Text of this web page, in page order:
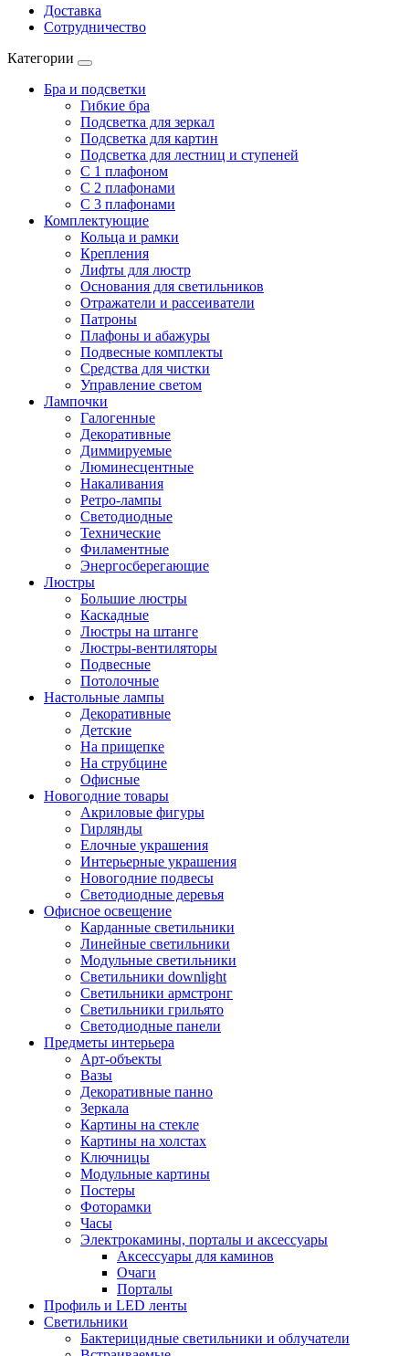
Доставка
Сотрудничество
Категории
Бра и подсветки
Гибкие бра
Подсветка для зеркал
Подсветка для картин
Подсветка для лестниц и ступеней
С 1 плафоном
С 2 плафонами
С 3 плафонами
Комплектующие
Кольца и рамки
Крепления
Лифты для люстр
Основания для светильников
Отражатели и рассеиватели
Патроны
Плафоны и абажуры
Подвесные комплекты
Средства для чистки
Управление светом
Лампочки
Галогенные
Декоративные
Диммируемые
Люминесцентные
Накаливания
Ретро-лампы
Светодиодные
Технические
Филаментные
Энергосберегающие
Люстры
Большие люстры
Каскадные
Люстры на штанге
Люстры-вентиляторы
Подвесные
Потолочные
Настольные лампы
Декоративные
Детские
На прищепке
На струбцине
Офисные
Новогодние товары
Акриловые фигуры
Гирлянды
Елочные украшения
Интерьерные украшения
Новогодние подвесы
Светодиодные деревья
Офисное освещение
Карданные светильники
Линейные светильники
Модульные светильники
Светильники downlight
Светильники армстронг
Светильники грильято
Светодиодные панели
Предметы интерьера
Арт-объекты
Вазы
Декоративные панно
Зеркала
Картины на стекле
Картины на холстах
Ключницы
Модульные картины
Постеры
Фоторамки
Часы
Электрокамины, порталы и аксессуары
Аксессуары для каминов
Очаги
Порталы
Профиль и LED ленты
Светильники
Бактерицидные светильники и облучатели